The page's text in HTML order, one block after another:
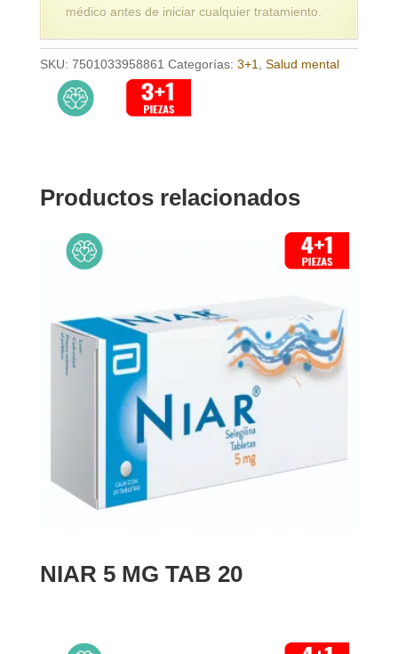
médico antes de iniciar cualquier tratamiento.
SKU: 7501033958861 Categorías: 3+1, Salud mental
Productos relacionados
NIAR 5 MG TAB 20